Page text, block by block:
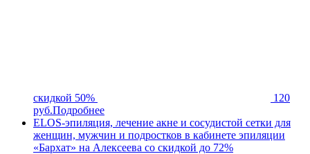
скидкой 50%
120
руб.Подробнее
ELOS-эпиляция, лечение акне и сосудистой сетки для
женщин, мужчин и подростков в кабинете эпиляции
«Бархат» на Алексеева со скидкой до 72%